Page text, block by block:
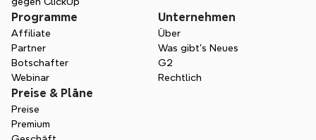
Programme
Affiliate
Partner
Botschafter
Webinar
Unternehmen
Über
Was gibt's Neues
G2
Rechtlich
Preise & Pläne
Preise
Premium